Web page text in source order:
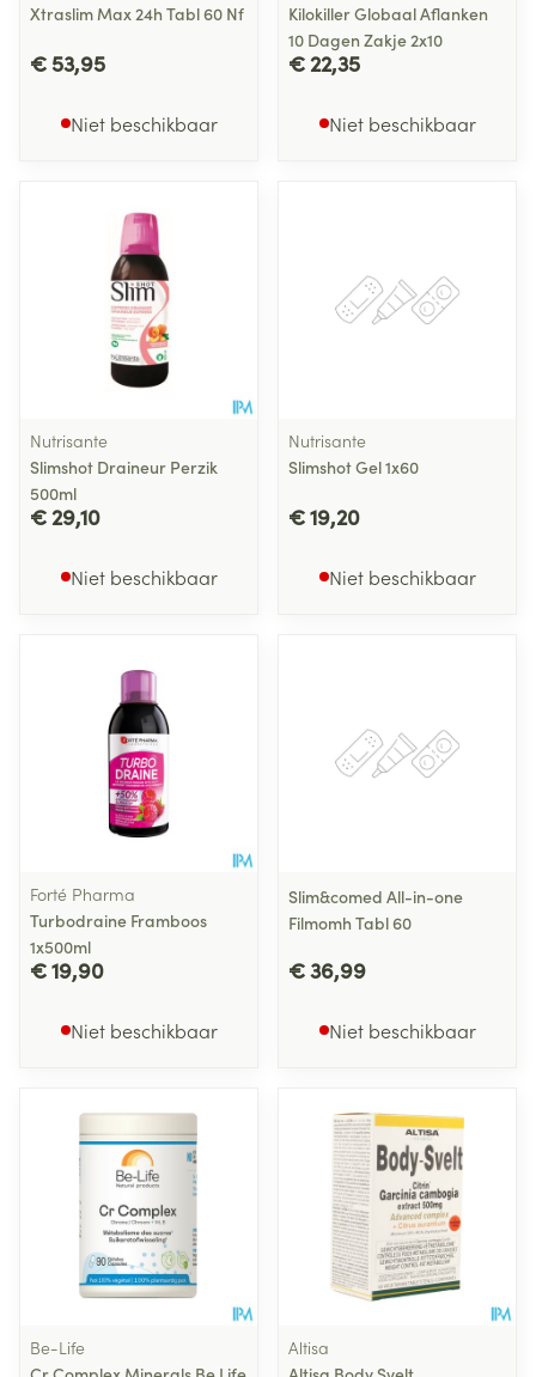
Xtraslim Max 24h Tabl 60 Nf
€ 53,95
Niet beschikbaar
Kilokiller Globaal Aflanken
10 Dagen Zakje 2x10
€ 22,35
Niet beschikbaar
Nutrisante
Slimshot Draineur Perzik
500ml
€ 29,10
Niet beschikbaar
Nutrisante
Slimshot Gel 1x60
€ 19,20
Niet beschikbaar
Forté Pharma
Turbodraine Framboos
1x500ml
€ 19,90
Niet beschikbaar
Slim&comed All-in-one
Filmomh Tabl 60
€ 36,99
Niet beschikbaar
Be-Life
Altisa